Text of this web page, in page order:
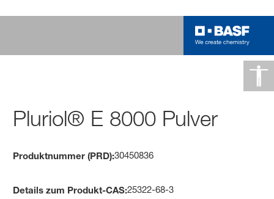
Pluriol® E 8000 Pulver
Produktnummer (PRD):30450836
Details zum Produkt-CAS:25322-68-3